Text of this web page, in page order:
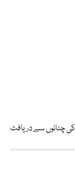
چٹانوں سے دریافت